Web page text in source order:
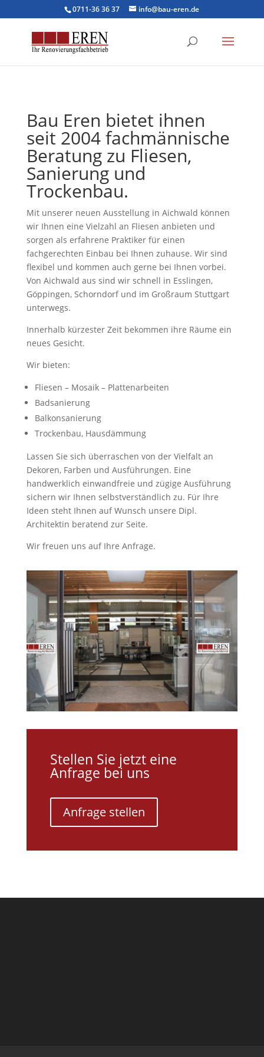
0711-36 36 37 info@bau-eren.de
Bau Eren bietet ihnen
seit 2004 fachmännische
Beratung zu Fliesen,
Sanierung und
Trockenbau.
Mit unserer neuen Ausstellung in Aichwald können
wir Ihnen eine Vielzahl an Fliesen anbieten und
sorgen als erfahrene Praktiker für einen
fachgerechten Einbau bei Ihnen zuhause. Wir sind
flexibel und kommen auch gerne bei Ihnen vorbei.
Von Aichwald aus sind wir schnell in Esslingen,
Göppingen, Schorndorf und im Großraum Stuttgart
unterwegs.
Innerhalb kürzester Zeit bekommen ihre Räume ein
neues Gesicht.
Wir bieten:
Fliesen – Mosaik – Plattenarbeiten
Badsanierung
Balkonsanierung
Trockenbau, Hausdämmung
Lassen Sie sich überraschen von der Vielfalt an
Dekoren, Farben und Ausführungen. Eine
handwerklich einwandfreie und zügige Ausführung
sichern wir Ihnen selbstverständlich zu. Für Ihre
Ideen steht Ihnen auf Wunsch unsere Dipl.
Architektin beratend zur Seite.
Wir freuen uns auf Ihre Anfrage.
Stellen Sie jetzt eine
Anfrage bei uns
Anfrage stellen